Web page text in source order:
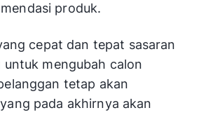
produk.
cepat dan tepat sasaran
mengubah calon
tetap akan
pada akhirnya akan